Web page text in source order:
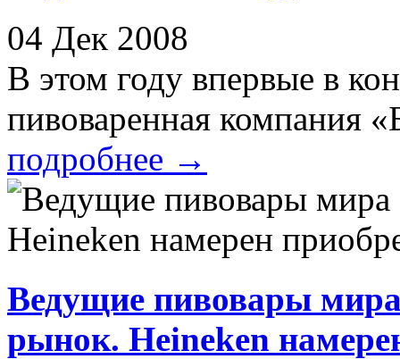
04 Дек 2008
В этом году впервые в
пивоваренная компания
подробнее →
Ведущие пивовары
рынок. Heineken